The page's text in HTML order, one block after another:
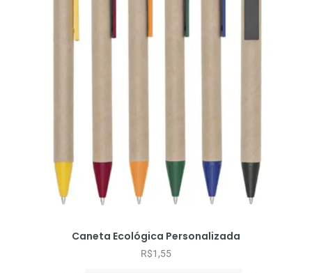
Caneta Ecológica Personalizada
R$1,55